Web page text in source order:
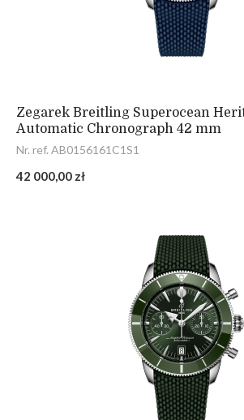
Zegarek Breitling Superocean
Automatic Chronograph 42 mm
Nr. ref. AB0156161C1S1
42 000,00 zł